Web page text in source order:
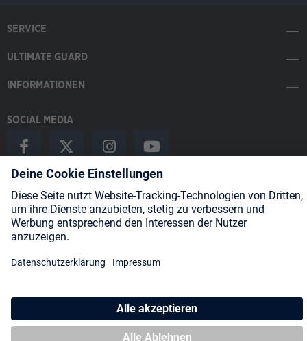
SERVICE
ULTIMATE GUARD
INFORMATIONEN
SOCIAL MEDIA
Shipping
About us Blog Partners